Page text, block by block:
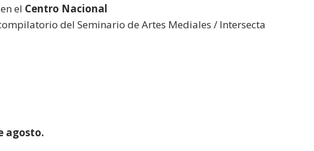
el Centro Nacional
del Seminario de Artes Mediales / Intersecta
agosto.